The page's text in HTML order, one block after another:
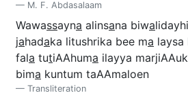
M. F. Abdasalaam
Wawassayna alinsana biwalidayhi
jahadaka litushrika bee ma laysa
fala tutiAAhuma ilayya
bima kuntum taAAmaloen
Transliteration